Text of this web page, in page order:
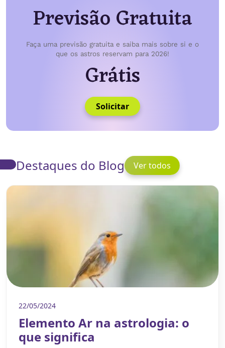
Previsão Gratuita
Faça uma previsão gratuita e saiba mais sobre si e o
que os astros reservam para 2026!
Grátis
Solicitar
Destaques do Blog Ver todos
22/05/2024
Elemento Ar na astrologia: o
que significa